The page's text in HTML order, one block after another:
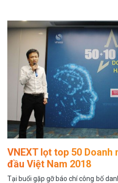
VNEXT lọt top 50 Doanh
đầu Việt Nam 2018
Tại buổi gặp gỡ báo chí công bố